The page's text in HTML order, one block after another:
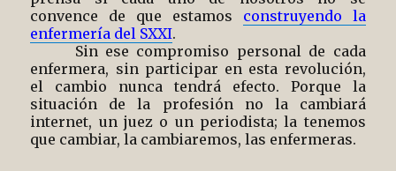
convence de que estamos construyendo la
enfermería del SXXI.
Sin ese compromiso personal de cada
enfermera, sin participar en esta revolución,
el cambio nunca tendrá efecto. Porque la
situación de la profesión no la cambiará
internet, un juez o un periodista; la tenemos
que cambiar, la cambiaremos, las enfermeras.